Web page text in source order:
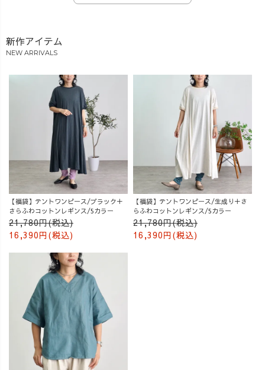
新作アイテム
NEW ARRIVALS
【福袋】テントワンピース/ブラック＋
さらふわコットンレギンス/5カラー
21,780円(税込)
16,390円(税込)
【福袋】テントワンピース/生成り＋さ
らふわコットンレギンス/5カラー
21,780円(税込)
16,390円(税込)